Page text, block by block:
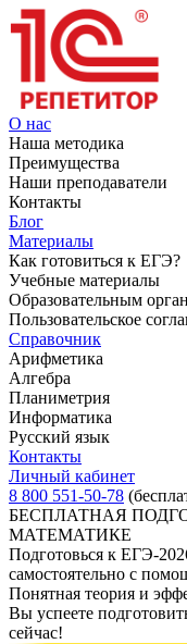
О нас
Наша методика
Преимущества
Наши преподаватели
Контакты
Блог
Материалы
Как готовиться к ЕГЭ?
Учебные материалы
Образовательным
Пользовательское
Справочник
Арифметика
Алгебра
Планиметрия
Информатика
Русский язык
Контакты
Личный кабинет
8 800 551-50-78
БЕСПЛАТНАЯ
МАТЕМАТИКЕ
Подготовься к ЕГЭ-
самостоятельно с
Понятная теория и
Вы успеете
сейчас!